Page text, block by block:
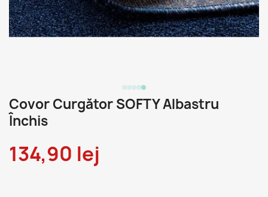
Covor Curgător SOFTY Albastru
Închis
134,90 lej